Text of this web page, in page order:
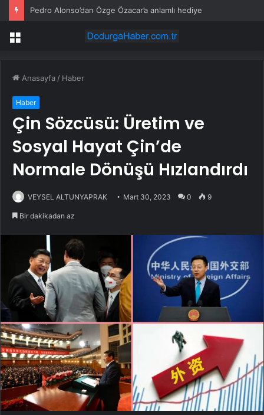
Pedro Alonso’dan Özge Özacar’a anlamlı hediye
Menü
Anasayfa / Haber
Haber
Çin Sözcüsü: Üretim ve
Sosyal Hayat Çin’de
Normale Dönüşü Hızlandırdı
VEYSEL ALTUNYAPRAK Mart 30, 2023 0 9
Bir dakikadan az